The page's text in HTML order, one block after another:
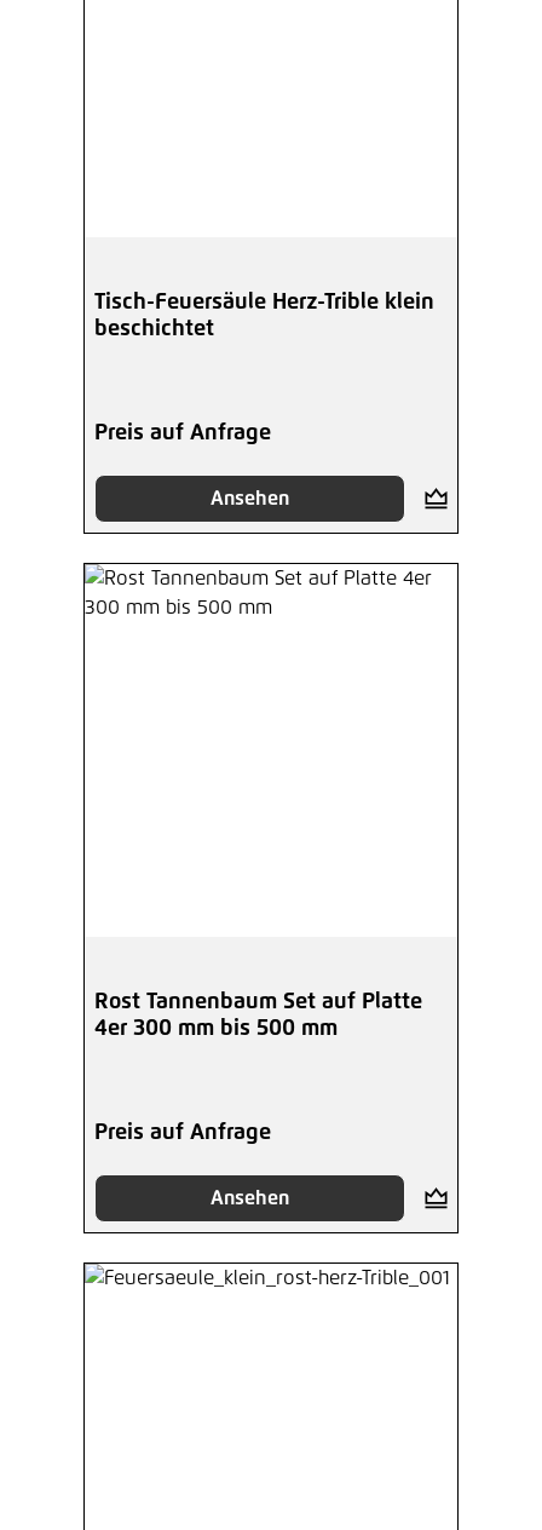
Tisch-Feuersäule Herz-Trible klein
beschichtet
Preis auf Anfrage
Ansehen
Rost Tannenbaum Set auf Platte
4er 300 mm bis 500 mm
Preis auf Anfrage
Ansehen